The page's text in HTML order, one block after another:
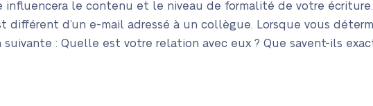
influencera le contenu et le niveau de formalité de votre écriture.
différent d’un e-mail adressé à un collègue. Lorsque vous
: Quelle est votre relation avec eux ? Que savent-ils